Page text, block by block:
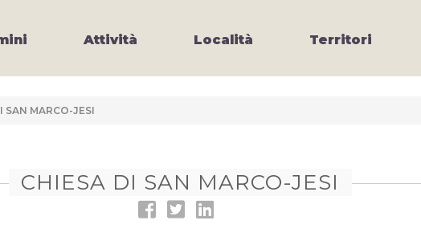
Attività Località Territori
SAN MARCO-JESI
CHIESA DI SAN MARCO-JESI